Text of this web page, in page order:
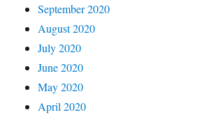
September 2020
August 2020
July 2020
June 2020
May 2020
April 2020